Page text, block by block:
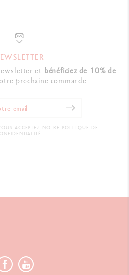
et bénéficiez de 10% de
prochaine commande.
ACCEPTEZ NOTRE POLITIQUE DE